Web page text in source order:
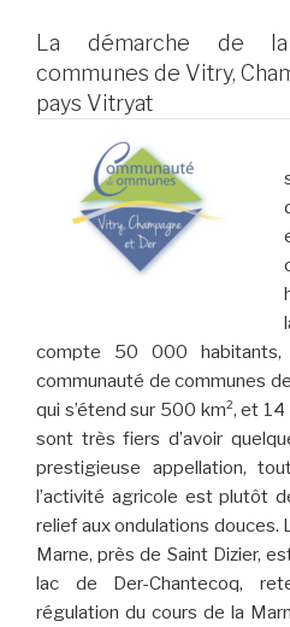
La démarche de
communes de Vitry,
pays Vitryat
compte 50 000
communauté de communes
qui s’étend sur 500 km², et
sont très fiers d’avoir
prestigieuse appellation,
l’activité agricole est plutôt
relief aux ondulations douces.
Marne, près de Saint Dizier,
lac de Der-Chantecoq,
régulation du cours de la